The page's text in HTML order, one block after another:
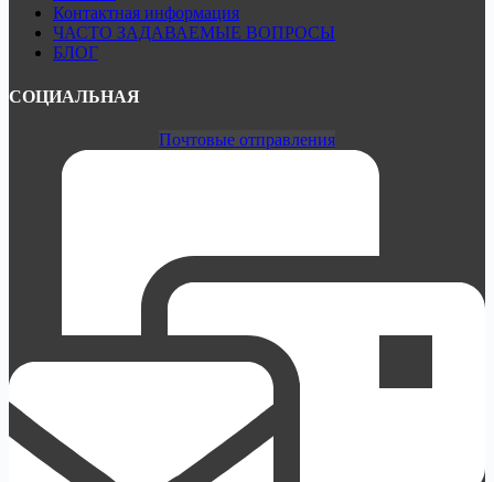
Контактная информация
ЧАСТО ЗАДАВАЕМЫЕ ВОПРОСЫ
БЛОГ
СОЦИАЛЬНАЯ
Почтовые отправления